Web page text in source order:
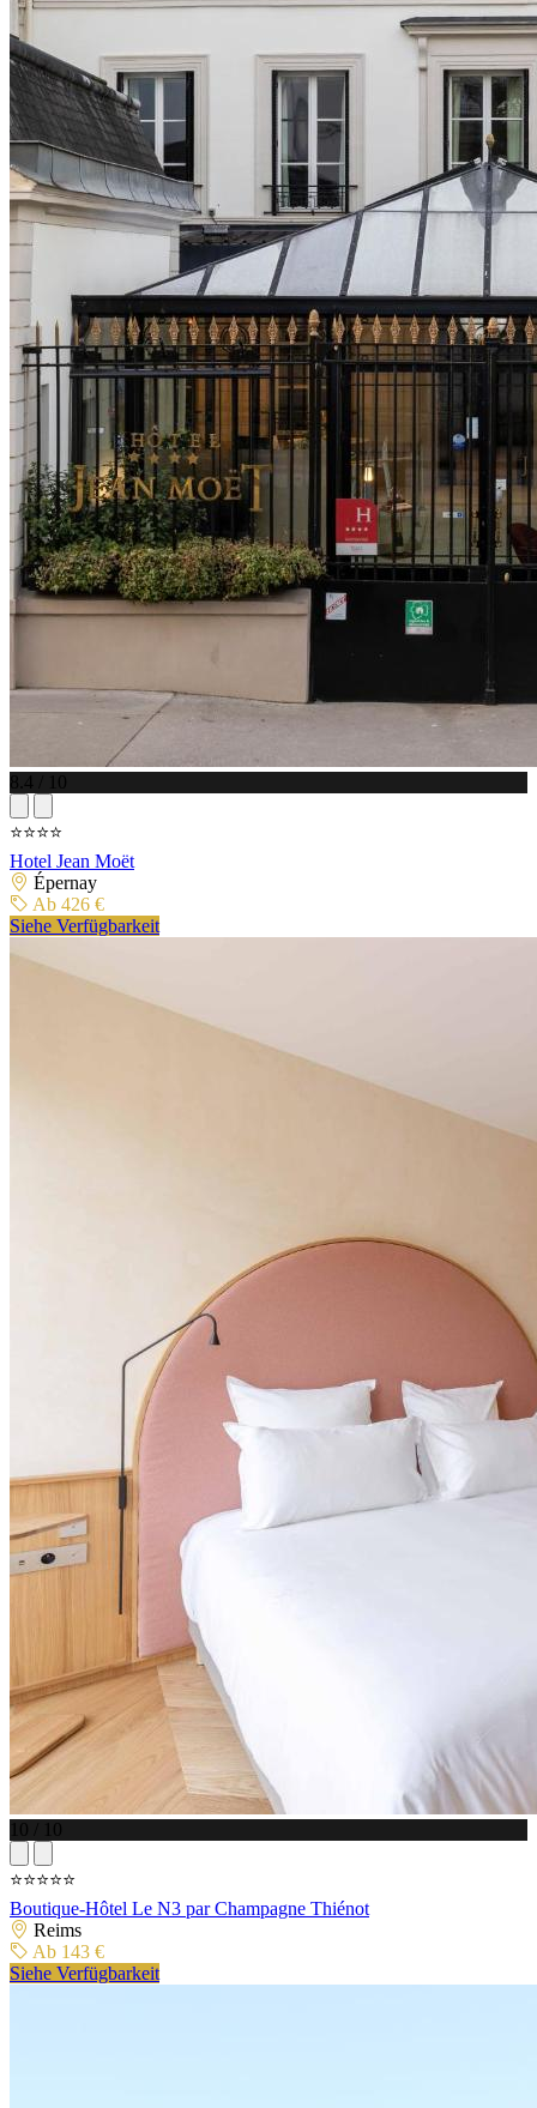
8.4 / 10
⭐⭐⭐⭐
Hotel Jean Moët
Épernay
Ab 426 €
Siehe Verfügbarkeit
10 / 10
⭐⭐⭐⭐⭐
Boutique-Hôtel Le N3 par Champagne Thiénot
Reims
Ab 143 €
Siehe Verfügbarkeit